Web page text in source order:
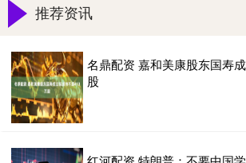
推荐资讯
名鼎配资 嘉和美康股东国寿
股